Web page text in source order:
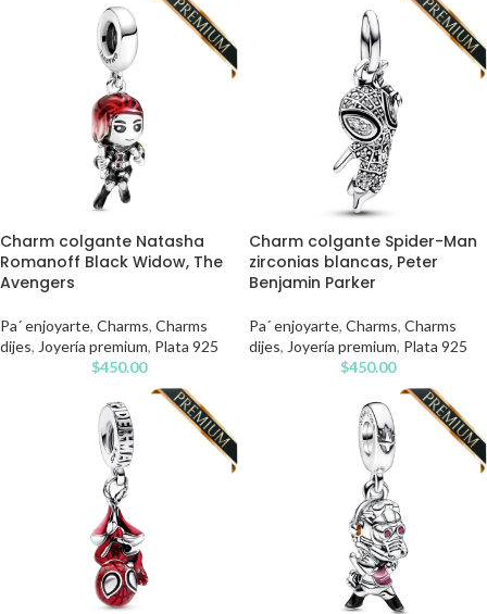
Charm colgante Natasha
Romanoff Black Widow, The
Avengers
Pa´ enjoyarte, Charms, Charms
dijes, Joyería premium, Plata 925
$450.00
Charm colgante Spider-Man
zirconias blancas, Peter
Benjamin Parker
Pa´ enjoyarte, Charms, Charms
dijes, Joyería premium, Plata 925
$450.00